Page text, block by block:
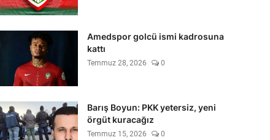
Amedspor golcü ismi kadrosuna
kattı
Temmuz 28, 2026 0
Barış Boyun: PKK yetersiz, yeni
örgüt kuracağız
Temmuz 15, 2026 0